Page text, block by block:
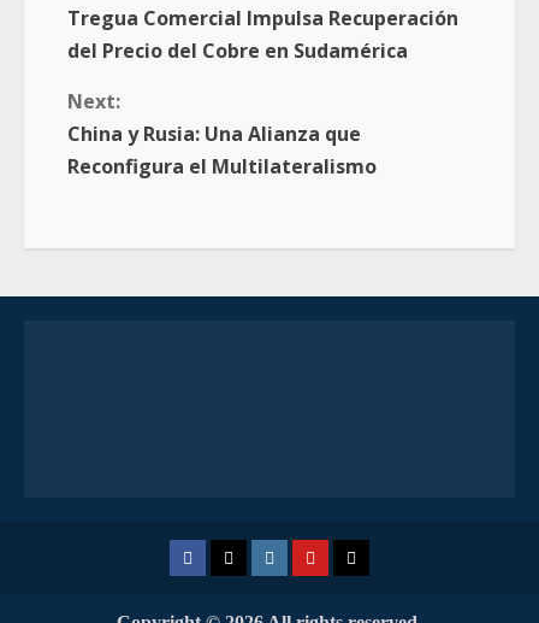
Tregua Comercial Impulsa Recuperación
del Precio del Cobre en Sudamérica
Next:
China y Rusia: Una Alianza que
Reconfigura el Multilateralismo